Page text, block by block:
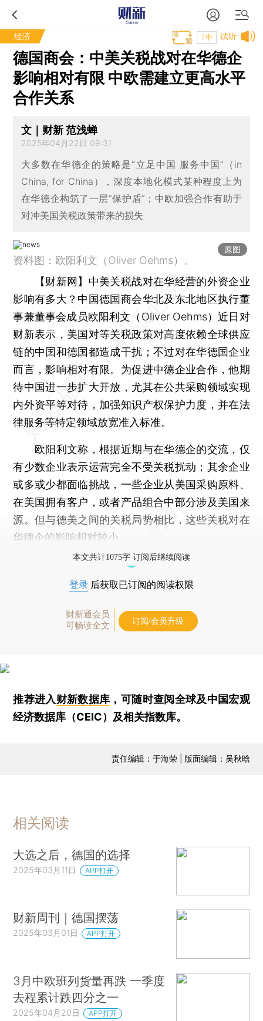
经济 试听
T中
德国商会：中美关税战对在华德企
影响相对有限 中欧需建立更高水平
合作关系
文｜财新 范浅蝉
2025年04月22日 09:31
大多数在华德企的策略是“立足中国 服务中国”（in
China, for China），深度本地化模式某种程度上为
在华德企构筑了一层“保护盾”；中欧加强合作有助于
对冲美国关税政策带来的损失
原图
资料图：欧阳利文（Oliver Oehms）。
【财新网】 中美关税战对在华经营的外资企业
影响有多大？中国德国商会华北及东北地区执行董
事兼董事会成员欧阳利文（Oliver Oehms）近日对
财新表示，美国对等关税政策对高度依赖全球供应
链的中国和德国都造成干扰；不过对在华德国企业
而言，影响相对有限。为促进中德企业合作，他期
待中国进一步扩大开放，尤其在公共采购领域实现
内外资平等对待，加强知识产权保护力度，并在法
律服务等特定领域放宽准入标准。
欧阳利文称，根据近期与在华德企的交流，仅
有少数企业表示运营完全不受关税扰动；其余企业
或多或少都面临挑战，一些企业从美国采购原料、
在美国拥有客户，或者产品组合中部分涉及美国来
源。但与德美之间的关税局势相比，这些关税对在
华德企的影响相对较小。
本文共计1075字 订阅后继续阅读
登录 后获取已订阅的阅读权限
财新通会员
可畅读全文
订阅/会员升级
推荐进入财新数据库 ，可随时查阅全球及中国宏观
经济数据库（CEIC）及相关指数库。
责任编辑：于海荣 | 版面编辑：吴秋晗
相关阅读
大选之后，德国的选择
2025年03月11日 APP打开
财新周刊｜德国摆荡
2025年03月01日 APP打开
3月中欧班列货量再跌 一季度
去程累计跌四分之一
2025年04月20日 APP打开